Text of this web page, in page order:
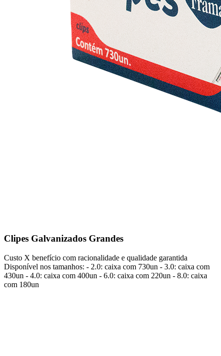
Clipes Galvanizados Grandes
Custo X benefício com racionalidade e qualidade garantida
Disponível nos tamanhos: - 2.0: caixa com 730un - 3.0: caixa com
430un - 4.0: caixa com 400un - 6.0: caixa com 220un - 8.0: caixa
com 180un